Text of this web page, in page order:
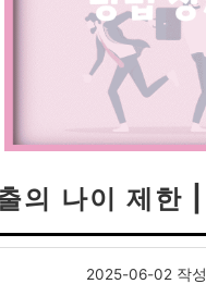
의 나이 제한
2025-06-02 작